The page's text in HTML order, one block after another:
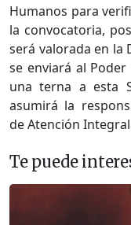
Humanos para
la convocatoria,
será valorada en la
se enviará al
una terna a esta
asumirá la
de Atención
Te puede